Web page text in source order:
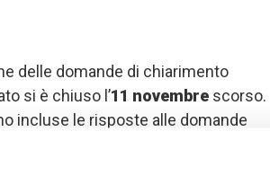
delle domande di chiarimento
si è chiuso l’11 novembrescorso.
incluse le risposte alle domande